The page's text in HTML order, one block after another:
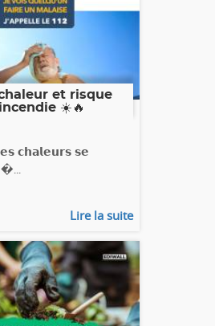
et risque
☀️🔥
𝗰𝗵𝗮𝗹𝗲𝘂𝗿𝘀 𝘀𝗲
Lire la suite